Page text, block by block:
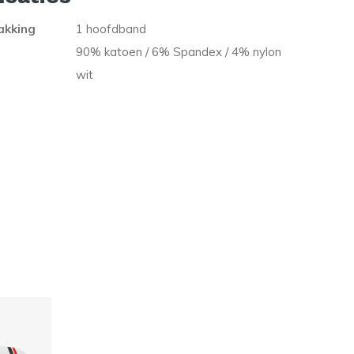
1 hoofdband
90% katoen / 6% Spandex / 4% nylon
wit